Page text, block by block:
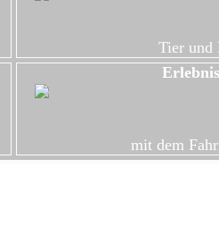
Tier und
mit dem